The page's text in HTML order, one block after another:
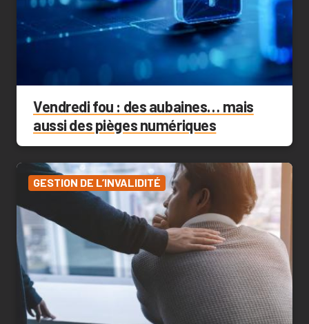
Vendredi fou : des aubaines… mais
aussi des pièges numériques
GESTION DE L’INVALIDITÉ